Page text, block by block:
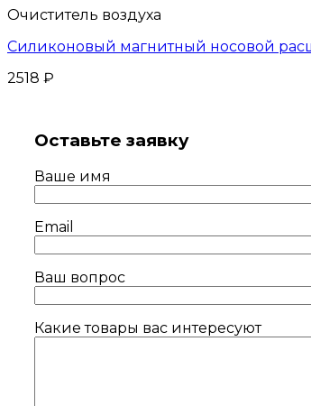
Очиститель воздуха
Силиконовый магнитный носовой
2518 ₽
Оставьте заявку
Ваше имя
Email
Ваш вопрос
Какие товары вас интересуют